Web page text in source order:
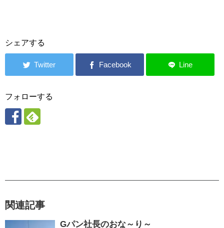
シェアする
フォローする
関連記事
Gパン社長のおな～り～